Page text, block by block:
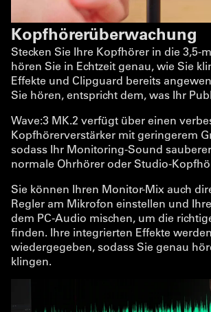
Kopfhörerüberwachung
Stecken Sie Ihre Kopfhörer in die 3,5-
hören Sie in Echtzeit genau, wie Sie
Effekte und Clipguard bereits
Sie hören, entspricht dem, was Ihr
Wave:3 MK.2 verfügt über einen
Kopfhörerverstärker mit geringerem
sodass Ihr Monitoring-Sound
normale Ohrhörer oder Studio-
Sie können Ihren Monitor-Mix auch
Regler am Mikrofon einstellen und
dem PC-Audio mischen, um die
finden. Ihre integrierten Effekte
wiedergegeben, sodass Sie genau
klingen.